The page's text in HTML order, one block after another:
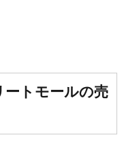
トモールの売